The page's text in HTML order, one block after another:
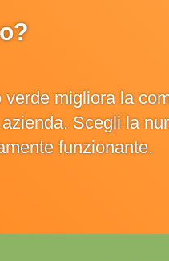
migliora la
Scegli la
funzionante.